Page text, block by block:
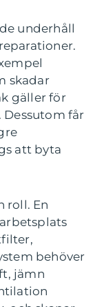
underhåll
skadar
gäller för
får
att byta
roll. En
behöver
jämn